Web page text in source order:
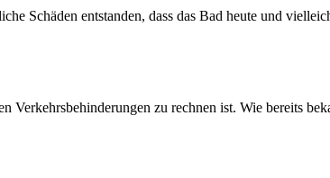
Schäden entstanden, dass das Bad heute und
zu rechnen ist. Wie bereits